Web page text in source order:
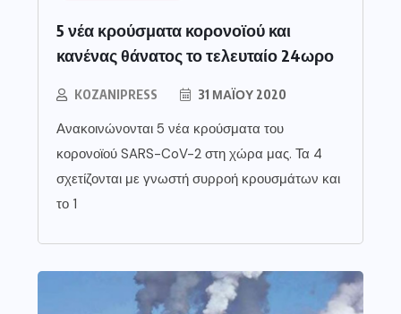
5 νέα κρούσματα κορονοϊού και
κανένας θάνατος το τελευταίο 24ωρο
KOZANIPRESS 31 ΜΑΪ́ΟΥ 2020
Ανακοινώνονται 5 νέα κρούσματα του
κορονοϊού SARS-CoV-2 στη χώρα μας. Τα 4
σχετίζονται με γνωστή συρροή κρουσμάτων και
το 1